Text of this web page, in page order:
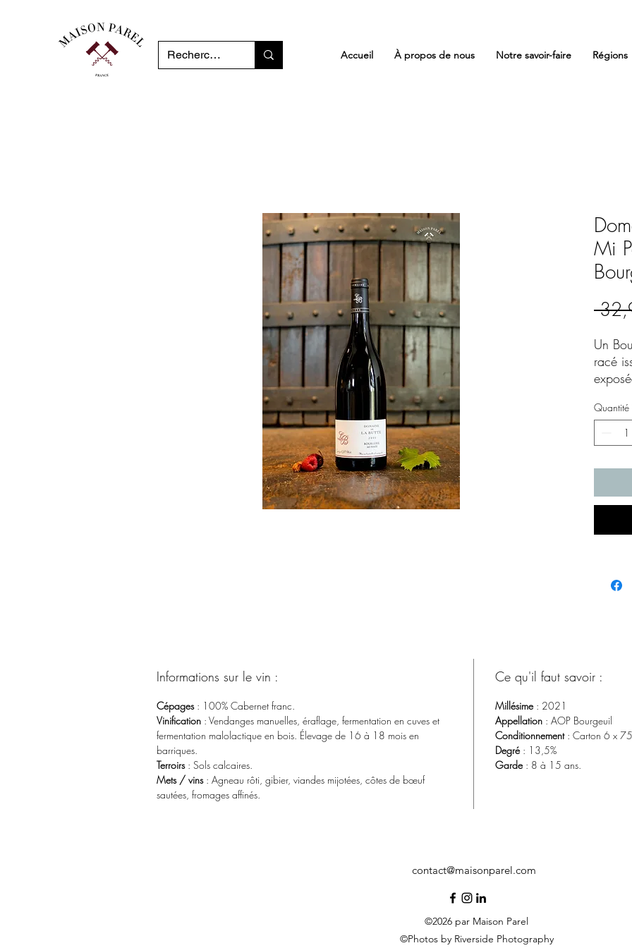
Accueil À propos de nous Notre savoir-faire Régions
Mi
Un
racé
un nez
mûrs,
de
belle
Quantité
Informations sur le vin :
Cépages: 100% Cabernet franc.
Vinification : Vendanges manuelles, éraflage, fermentation en cuves et
fermentation malolactique en bois. Élevage de 16 à 18 mois en
barriques.
Terroirs: Sols calcaires.
Mets / vins: Agneau rôti, gibier, viandes mijotées, côtes de bœuf
sautées, fromages affinés.
Ce qu'il faut savoir :
Millésime: 2021
Appellation : AOP Bourgeuil
Conditionnement: Carton 6 x
Degré: 13,5%
Garde: 8 à 15 ans.
contact@maisonparel.com
©2026 par Maison Parel
©Photos by Riverside Photography